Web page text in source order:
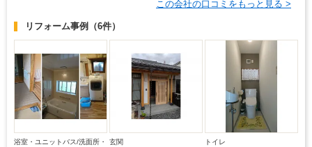
この会社の口コミをもっと見る >
リフォーム事例 （6件）
浴室・ユニットバス/洗面所・
玄関
トイレ